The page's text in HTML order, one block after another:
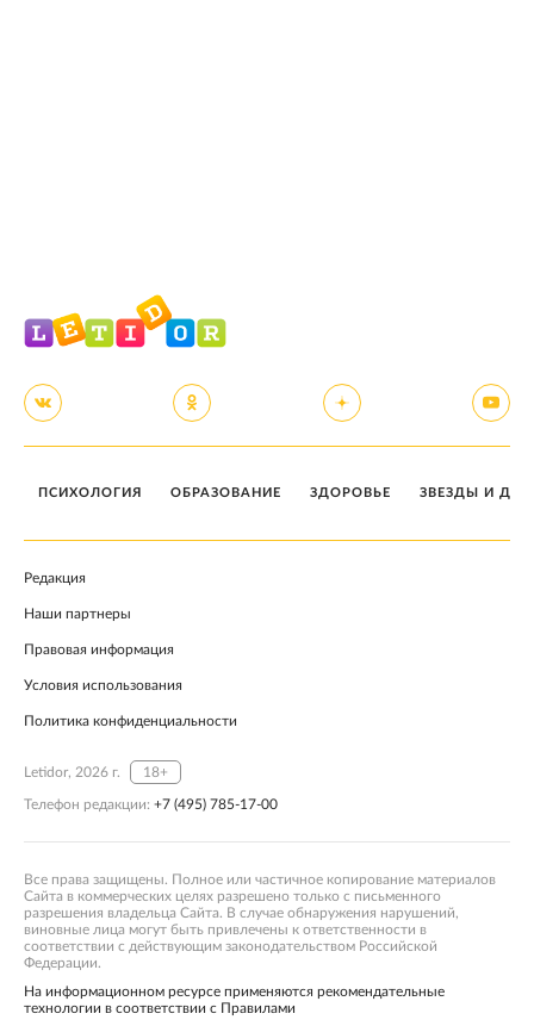
ПСИХОЛОГИЯ ОБРАЗОВАНИЕ ЗДОРОВЬЕ ЗВЕЗДЫ И
Редакция
Наши партнеры
Правовая информация
Условия использования
Политика конфиденциальности
Letidor, 2026 г. 18+
Телефон редакции: +7 (495) 785-17-00
Все права защищены. Полное или частичное копирование материалов
Сайта в коммерческих целях разрешено только с письменного
разрешения владельца Сайта. В случае обнаружения нарушений,
виновные лица могут быть привлечены к ответственности в
соответствии с действующим законодательством Российской
Федерации.
На информационном ресурсе применяются рекомендательные
технологии в соответствии с Правилами